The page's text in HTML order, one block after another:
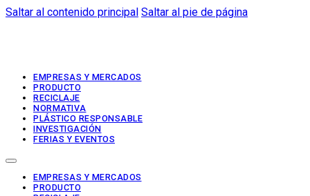
Saltar al contenido principal Saltar al pie de página
EMPRESAS Y MERCADOS
PRODUCTO
RECICLAJE
NORMATIVA
PLÁSTICO RESPONSABLE
INVESTIGACIÓN
FERIAS Y EVENTOS
EMPRESAS Y MERCADOS
PRODUCTO